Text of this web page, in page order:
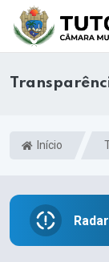
Início